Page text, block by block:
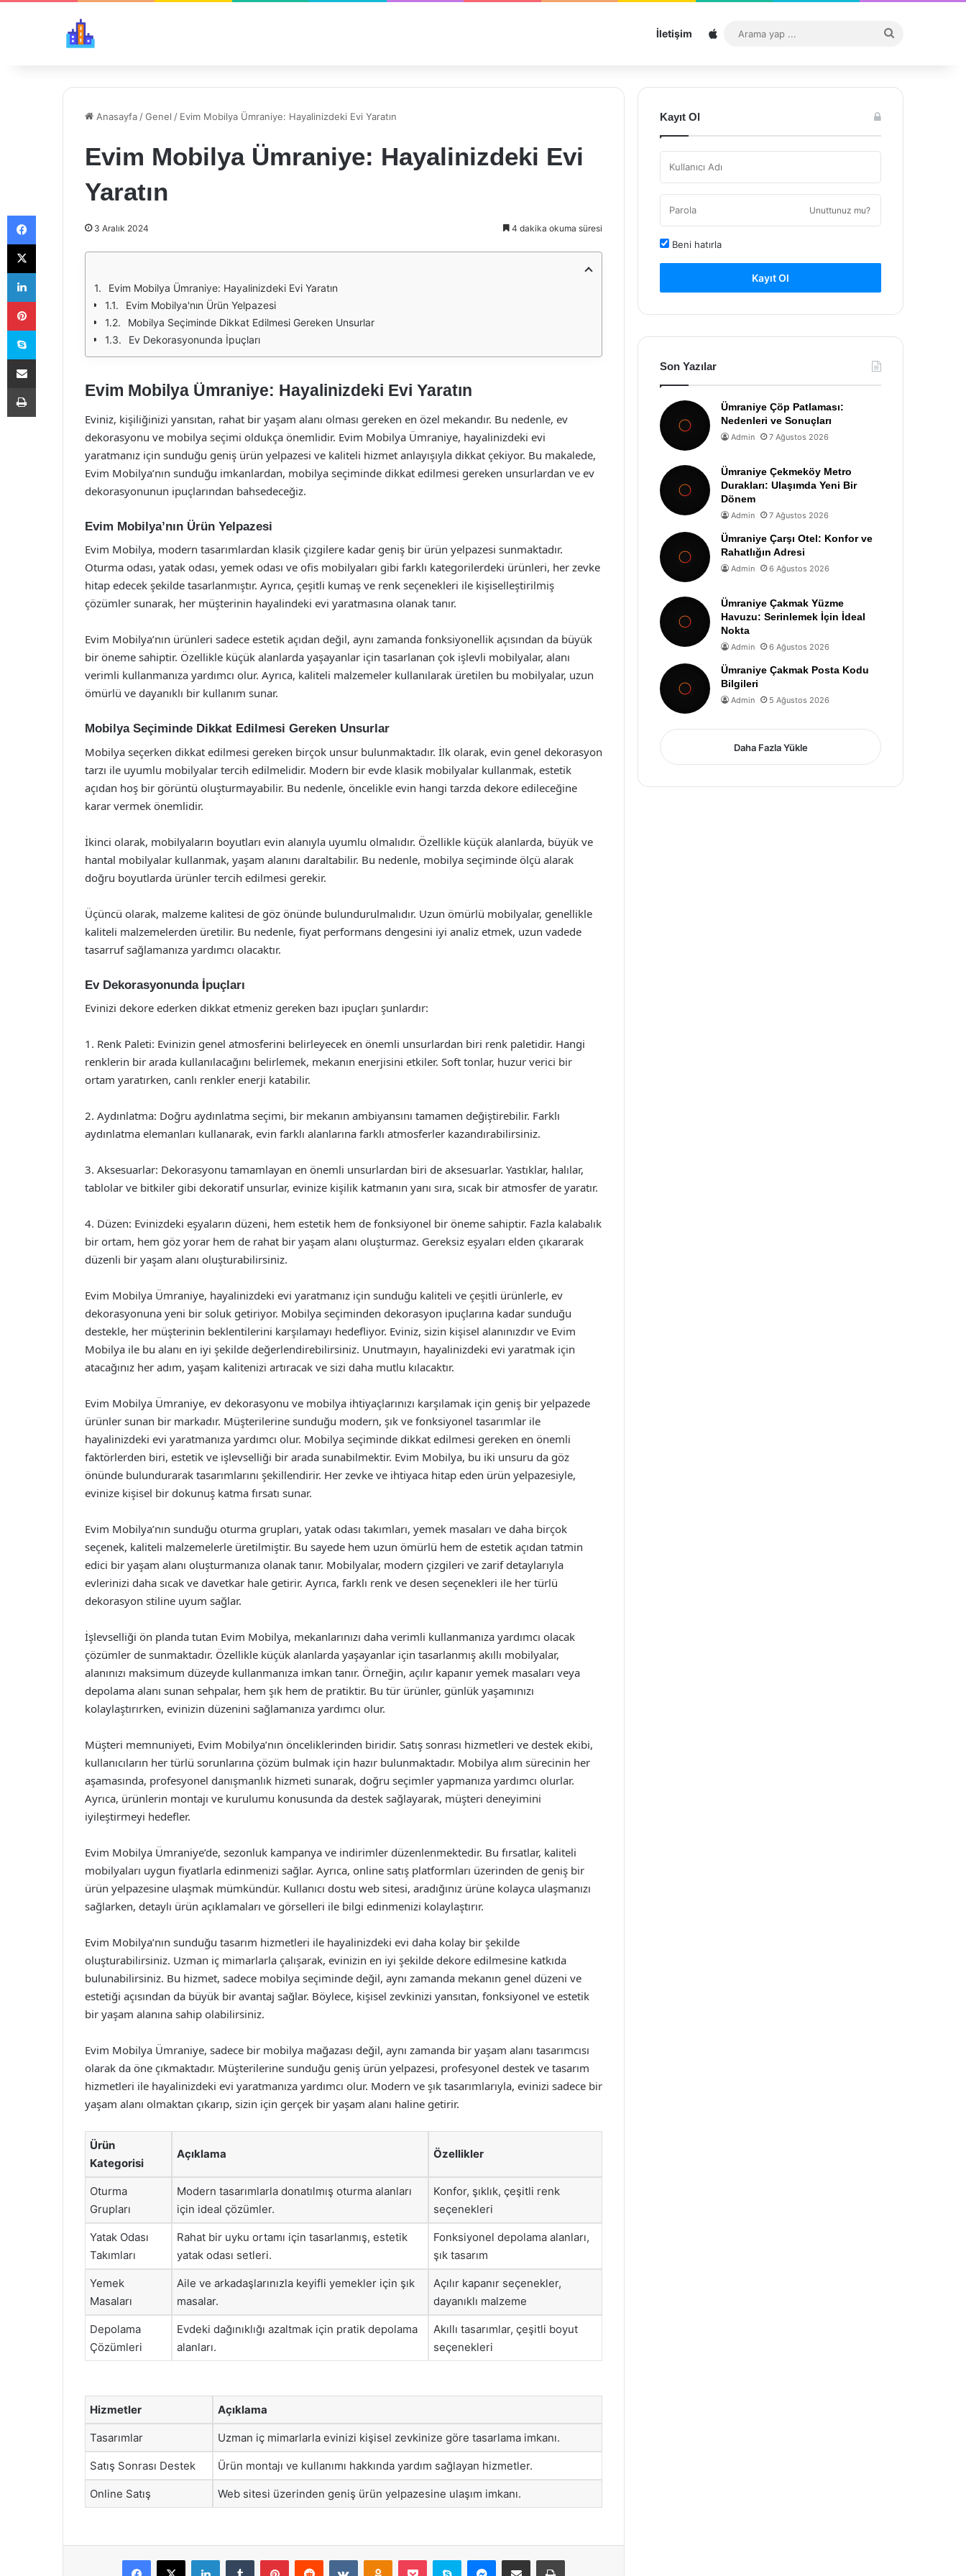
İletişim Sitemap
...
Anasayfa /Genel / Evim Mobilya Ümraniye: Hayalinizdeki Evi Yaratın
Evim Mobilya Ümraniye: Hayalinizdeki Evi
Yaratın
3 Aralık 2024 4 dakika okuma süresi
Evim Mobilya Ümraniye: Hayalinizdeki Evi Yaratın
Evim Mobilya'nın Ürün Yelpazesi
Mobilya Seçiminde Dikkat Edilmesi Gereken Unsurlar
Ev Dekorasyonunda İpuçları
Evim Mobilya Ümraniye: Hayalinizdeki Evi Yaratın
Eviniz, kişiliğinizi yansıtan, rahat bir yaşam alanı olması gereken en özel mekandır. Bu nedenle, ev
dekorasyonu ve mobilya seçimi oldukça önemlidir. Evim Mobilya Ümraniye, hayalinizdeki evi
yaratmanız için sunduğu geniş ürün yelpazesi ve kaliteli hizmet anlayışıyla dikkat çekiyor. Bu makalede,
Evim Mobilya’nın sunduğu imkanlardan, mobilya seçiminde dikkat edilmesi gereken unsurlardan ve ev
dekorasyonunun ipuçlarından bahsedeceğiz.
Evim Mobilya’nın Ürün Yelpazesi
Evim Mobilya, modern tasarımlardan klasik çizgilere kadar geniş bir ürün yelpazesi sunmaktadır.
Oturma odası, yatak odası, yemek odası ve ofis mobilyaları gibi farklı kategorilerdeki ürünleri, her zevke
hitap edecek şekilde tasarlanmıştır. Ayrıca, çeşitli kumaş ve renk seçenekleri ile kişiselleştirilmiş
çözümler sunarak, her müşterinin hayalindeki evi yaratmasına olanak tanır.
Evim Mobilya’nın ürünleri sadece estetik açıdan değil, aynı zamanda fonksiyonellik açısından da büyük
bir öneme sahiptir. Özellikle küçük alanlarda yaşayanlar için tasarlanan çok işlevli mobilyalar, alanı
verimli kullanmanıza yardımcı olur. Ayrıca, kaliteli malzemeler kullanılarak üretilen bu mobilyalar, uzun
ömürlü ve dayanıklı bir kullanım sunar.
Mobilya Seçiminde Dikkat Edilmesi Gereken Unsurlar
Mobilya seçerken dikkat edilmesi gereken birçok unsur bulunmaktadır. İlk olarak, evin genel dekorasyon
tarzı ile uyumlu mobilyalar tercih edilmelidir. Modern bir evde klasik mobilyalar kullanmak, estetik
açıdan hoş bir görüntü oluşturmayabilir. Bu nedenle, öncelikle evin hangi tarzda dekore edileceğine
karar vermek önemlidir.
İkinci olarak, mobilyaların boyutları evin alanıyla uyumlu olmalıdır. Özellikle küçük alanlarda, büyük ve
hantal mobilyalar kullanmak, yaşam alanını daraltabilir. Bu nedenle, mobilya seçiminde ölçü alarak
doğru boyutlarda ürünler tercih edilmesi gerekir.
Üçüncü olarak, malzeme kalitesi de göz önünde bulundurulmalıdır. Uzun ömürlü mobilyalar, genellikle
kaliteli malzemelerden üretilir. Bu nedenle, fiyat performans dengesini iyi analiz etmek, uzun vadede
tasarruf sağlamanıza yardımcı olacaktır.
Ev Dekorasyonunda İpuçları
Evinizi dekore ederken dikkat etmeniz gereken bazı ipuçları şunlardır:
1. Renk Paleti: Evinizin genel atmosferini belirleyecek en önemli unsurlardan biri renk paletidir. Hangi
renklerin bir arada kullanılacağını belirlemek, mekanın enerjisini etkiler. Soft tonlar, huzur verici bir
ortam yaratırken, canlı renkler enerji katabilir.
2. Aydınlatma: Doğru aydınlatma seçimi, bir mekanın ambiyansını tamamen değiştirebilir. Farklı
aydınlatma elemanları kullanarak, evin farklı alanlarına farklı atmosferler kazandırabilirsiniz.
3. Aksesuarlar: Dekorasyonu tamamlayan en önemli unsurlardan biri de aksesuarlar. Yastıklar, halılar,
tablolar ve bitkiler gibi dekoratif unsurlar, evinize kişilik katmanın yanı sıra, sıcak bir atmosfer de yaratır.
4. Düzen: Evinizdeki eşyaların düzeni, hem estetik hem de fonksiyonel bir öneme sahiptir. Fazla kalabalık
bir ortam, hem göz yorar hem de rahat bir yaşam alanı oluşturmaz. Gereksiz eşyaları elden çıkararak
düzenli bir yaşam alanı oluşturabilirsiniz.
Evim Mobilya Ümraniye, hayalinizdeki evi yaratmanız için sunduğu kaliteli ve çeşitli ürünlerle, ev
dekorasyonuna yeni bir soluk getiriyor. Mobilya seçiminden dekorasyon ipuçlarına kadar sunduğu
destekle, her müşterinin beklentilerini karşılamayı hedefliyor. Eviniz, sizin kişisel alanınızdır ve Evim
Mobilya ile bu alanı en iyi şekilde değerlendirebilirsiniz. Unutmayın, hayalinizdeki evi yaratmak için
atacağınız her adım, yaşam kalitenizi artıracak ve sizi daha mutlu kılacaktır.
Evim Mobilya Ümraniye, ev dekorasyonu ve mobilya ihtiyaçlarınızı karşılamak için geniş bir yelpazede
ürünler sunan bir markadır. Müşterilerine sunduğu modern, şık ve fonksiyonel tasarımlar ile
hayalinizdeki evi yaratmanıza yardımcı olur. Mobilya seçiminde dikkat edilmesi gereken en önemli
faktörlerden biri, estetik ve işlevselliği bir arada sunabilmektir. Evim Mobilya, bu iki unsuru da göz
önünde bulundurarak tasarımlarını şekillendirir. Her zevke ve ihtiyaca hitap eden ürün yelpazesiyle,
evinize kişisel bir dokunuş katma fırsatı sunar.
Evim Mobilya’nın sunduğu oturma grupları, yatak odası takımları, yemek masaları ve daha birçok
seçenek, kaliteli malzemelerle üretilmiştir. Bu sayede hem uzun ömürlü hem de estetik açıdan tatmin
edici bir yaşam alanı oluşturmanıza olanak tanır. Mobilyalar, modern çizgileri ve zarif detaylarıyla
evlerinizi daha sıcak ve davetkar hale getirir. Ayrıca, farklı renk ve desen seçenekleri ile her türlü
dekorasyon stiline uyum sağlar.
İşlevselliği ön planda tutan Evim Mobilya, mekanlarınızı daha verimli kullanmanıza yardımcı olacak
çözümler de sunmaktadır. Özellikle küçük alanlarda yaşayanlar için tasarlanmış akıllı mobilyalar,
alanınızı maksimum düzeyde kullanmanıza imkan tanır. Örneğin, açılır kapanır yemek masaları veya
depolama alanı sunan sehpalar, hem şık hem de pratiktir. Bu tür ürünler, günlük yaşamınızı
kolaylaştırırken, evinizin düzenini sağlamanıza yardımcı olur.
Müşteri memnuniyeti, Evim Mobilya’nın önceliklerinden biridir. Satış sonrası hizmetleri ve destek ekibi,
kullanıcıların her türlü sorunlarına çözüm bulmak için hazır bulunmaktadır. Mobilya alım sürecinin her
aşamasında, profesyonel danışmanlık hizmeti sunarak, doğru seçimler yapmanıza yardımcı olurlar.
Ayrıca, ürünlerin montajı ve kurulumu konusunda da destek sağlayarak, müşteri deneyimini
iyileştirmeyi hedefler.
Evim Mobilya Ümraniye’de, sezonluk kampanya ve indirimler düzenlenmektedir. Bu fırsatlar, kaliteli
mobilyaları uygun fiyatlarla edinmenizi sağlar. Ayrıca, online satış platformları üzerinden de geniş bir
ürün yelpazesine ulaşmak mümkündür. Kullanıcı dostu web sitesi, aradığınız ürüne kolayca ulaşmanızı
sağlarken, detaylı ürün açıklamaları ve görselleri ile bilgi edinmenizi kolaylaştırır.
Evim Mobilya’nın sunduğu tasarım hizmetleri ile hayalinizdeki evi daha kolay bir şekilde
oluşturabilirsiniz. Uzman iç mimarlarla çalışarak, evinizin en iyi şekilde dekore edilmesine katkıda
bulunabilirsiniz. Bu hizmet, sadece mobilya seçiminde değil, aynı zamanda mekanın genel düzeni ve
estetiği açısından da büyük bir avantaj sağlar. Böylece, kişisel zevkinizi yansıtan, fonksiyonel ve estetik
bir yaşam alanına sahip olabilirsiniz.
Evim Mobilya Ümraniye, sadece bir mobilya mağazası değil, aynı zamanda bir yaşam alanı tasarımcısı
olarak da öne çıkmaktadır. Müşterilerine sunduğu geniş ürün yelpazesi, profesyonel destek ve tasarım
hizmetleri ile hayalinizdeki evi yaratmanıza yardımcı olur. Modern ve şık tasarımlarıyla, evinizi sadece bir
yaşam alanı olmaktan çıkarıp, sizin için gerçek bir yaşam alanı haline getirir.
Ürün
Kategorisi
Açıklama Özellikler
Oturma
Grupları
Modern tasarımlarla donatılmış oturma alanları
için ideal çözümler.
Konfor, şıklık, çeşitli renk
seçenekleri
Yatak Odası
Takımları
Rahat bir uyku ortamı için tasarlanmış, estetik
yatak odası setleri.
Fonksiyonel depolama alanları,
şık tasarım
Yemek
Masaları
Aile ve arkadaşlarınızla keyifli yemekler için şık
masalar.
Açılır kapanır seçenekler,
dayanıklı malzeme
Depolama
Çözümleri
Evdeki dağınıklığı azaltmak için pratik depolama
alanları.
Akıllı tasarımlar, çeşitli boyut
seçenekleri
Hizmetler Açıklama
Tasarımlar Uzman iç mimarlarla evinizi kişisel zevkinize göre tasarlama imkanı.
Satış Sonrası Destek Ürün montajı ve kullanımı hakkında yardım sağlayan hizmetler.
Online Satış Web sitesi üzerinden geniş ürün yelpazesine ulaşım imkanı.
Facebook
X LinkedInTumblr PinterestReddit VKontakteOdnoklassniki
Pocket Skype Messenger
E-Posta ile paylaş Yazdır
Kayıt Ol
Unuttunuz mu?
Beni hatırla
Kayıt Ol
Son Yazılar
Ümraniye Çöp Patlaması:
Nedenleri ve Sonuçları
Admin 7 Ağustos 2026
Ümraniye Çekmeköy Metro
Durakları: Ulaşımda Yeni Bir
Dönem
Admin 7 Ağustos 2026
Ümraniye Çarşı Otel: Konfor ve
Rahatlığın Adresi
Admin 6 Ağustos 2026
Ümraniye Çakmak Yüzme
Havuzu: Serinlemek İçin İdeal
Nokta
Admin 6 Ağustos 2026
Ümraniye Çakmak Posta Kodu
Bilgileri
Admin 5 Ağustos 2026
Daha Fazla Yükle
Facebook
X
LinkedIn
Pinterest
Skype
E-Posta ile paylaş